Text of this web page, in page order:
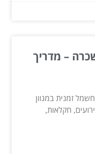
– מדריך
זמנית במגוון
חקלאות,